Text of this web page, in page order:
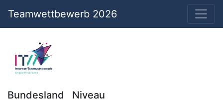
Teamwettbewerb 2026
Bundesland Niveau